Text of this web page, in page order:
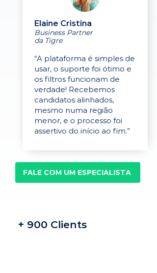
Elaine Cristina
Business Partner
da Tigre
“A plataforma é simples de
usar, o suporte foi ótimo e
os filtros funcionam de
verdade! Recebemos
candidatos alinhados,
mesmo numa região
menor, e o processo foi
assertivo do início ao fim.”
FALE COM UM ESPECIALISTA
+ 900 Clients